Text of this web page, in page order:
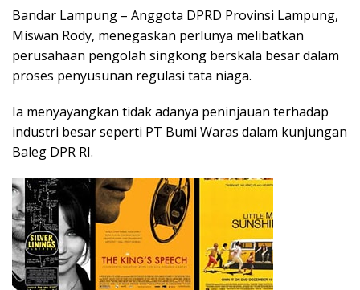
Bandar Lampung – Anggota DPRD Provinsi Lampung,
Miswan Rody, menegaskan perlunya melibatkan
perusahaan pengolah singkong berskala besar dalam
proses penyusunan regulasi tata niaga.
Ia menyayangkan tidak adanya peninjauan terhadap
industri besar seperti PT Bumi Waras dalam kunjungan
Baleg DPR RI.